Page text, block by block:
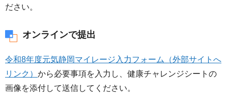
ださい。
オンラインで提出
令和8年度元気静岡マイレージ入力フォーム（外部サイトへ
リンク） から必要事項を入力し、健康チャレンジシートの
画像を添付して送信してください。